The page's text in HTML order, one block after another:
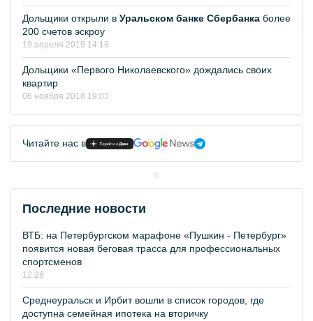
Дольщики открыли в Уральском банке Сбербанка более
200 счетов эскроу
19 апреля 2019 14:18
Дольщики «Первого Николаевского» дождались своих
квартир
06 ноября 2018 19:03
Читайте нас в
Последние новости
ВТБ: на Петербургском марафоне «Пушкин - Петербург»
появится новая беговая трасса для профессиональных
спортсменов
12:28
Среднеуральск и Ирбит вошли в список городов, где
доступна семейная ипотека на вторичку